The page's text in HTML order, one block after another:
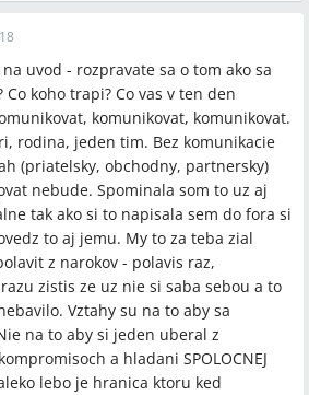
uvod - rozpravate sa o tom ako sa
koho trapi? Co vas v ten den
komunikovat, komunikovat.
rodina, jeden tim. Bez komunikacie
(priatelsky, obchodny, partnersky)
nebude. Spominala som to uz aj
tak ako si to napisala sem do fora si
to aj jemu. My to za teba zial
z narokov - polavis raz,
zistis ze uz nie si saba sebou a to
Vztahy su na to aby sa
na to aby si jeden uberal z
a hladani SPOLOCNEJ
lebo je hranica ktoru ked